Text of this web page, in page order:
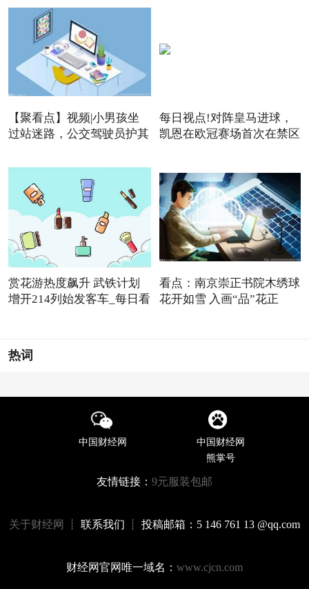
【聚看点】视频|小男孩坐
过站迷路，公交驾驶员护其
每日视点!对阵皇马进球，
凯恩在欧冠赛场首次在禁区
赏花游热度飙升 武铁计划
增开214列始发客车_每日看
看点：南京崇正书院木绣球
花开如雪 入画“品”花正
热词
中国财经网
中国财经网
熊掌号
友情链接： 9元服装包邮
关于财经网 ┊ 联系我们 ┊ 投稿邮箱：5 146 761 13 @qq.com
财经网官网唯一域名： www.cjcn.com